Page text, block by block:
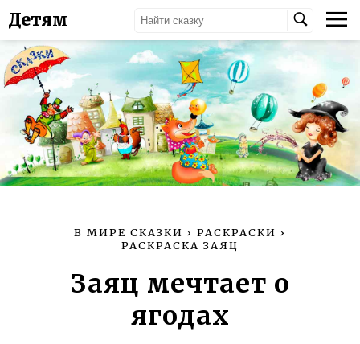
Детям
В МИРЕ СКАЗКИ › РАСКРАСКИ ›
РАСКРАСКА ЗАЯЦ
Заяц мечтает о
ягодах